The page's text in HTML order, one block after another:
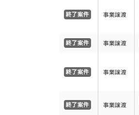
事業譲渡
事業譲渡
事業譲渡
事業譲渡